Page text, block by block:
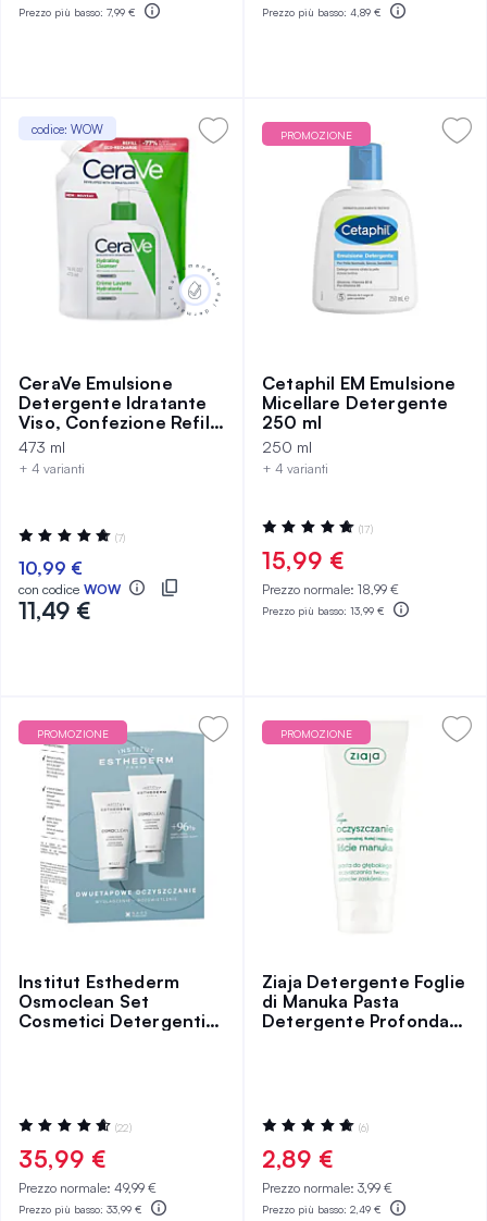
Prezzo più basso: 7,99 € Prezzo più basso: 4,89 €
codice: WOW
CeraVe Emulsione
Detergente Idratante
Viso, Confezione Refill,
473 ml
473 ml
+ 4 varianti
Valutazione:
97%
(7)
10,99 €
con codice WOW
11,49 €
PROMOZIONE
Cetaphil EM Emulsione
Micellare Detergente
250 ml
250 ml
+ 4 varianti
Valutazione:
100%
(17)
15,99 €
Prezzo normale: 18,99 €
Prezzo più basso: 13,99 €
PROMOZIONE
Institut Esthederm
Osmoclean Set
Cosmetici Detergenti,
Valutazione:
94%
(22)
35,99 €
Prezzo normale: 49,99 €
Prezzo più basso: 33,99 €
PROMOZIONE
Ziaja Detergente Foglie
di Manuka Pasta
Detergente Profonda
Valutazione:
100%
(6)
2,89 €
Prezzo normale: 3,99 €
Prezzo più basso: 2,49 €